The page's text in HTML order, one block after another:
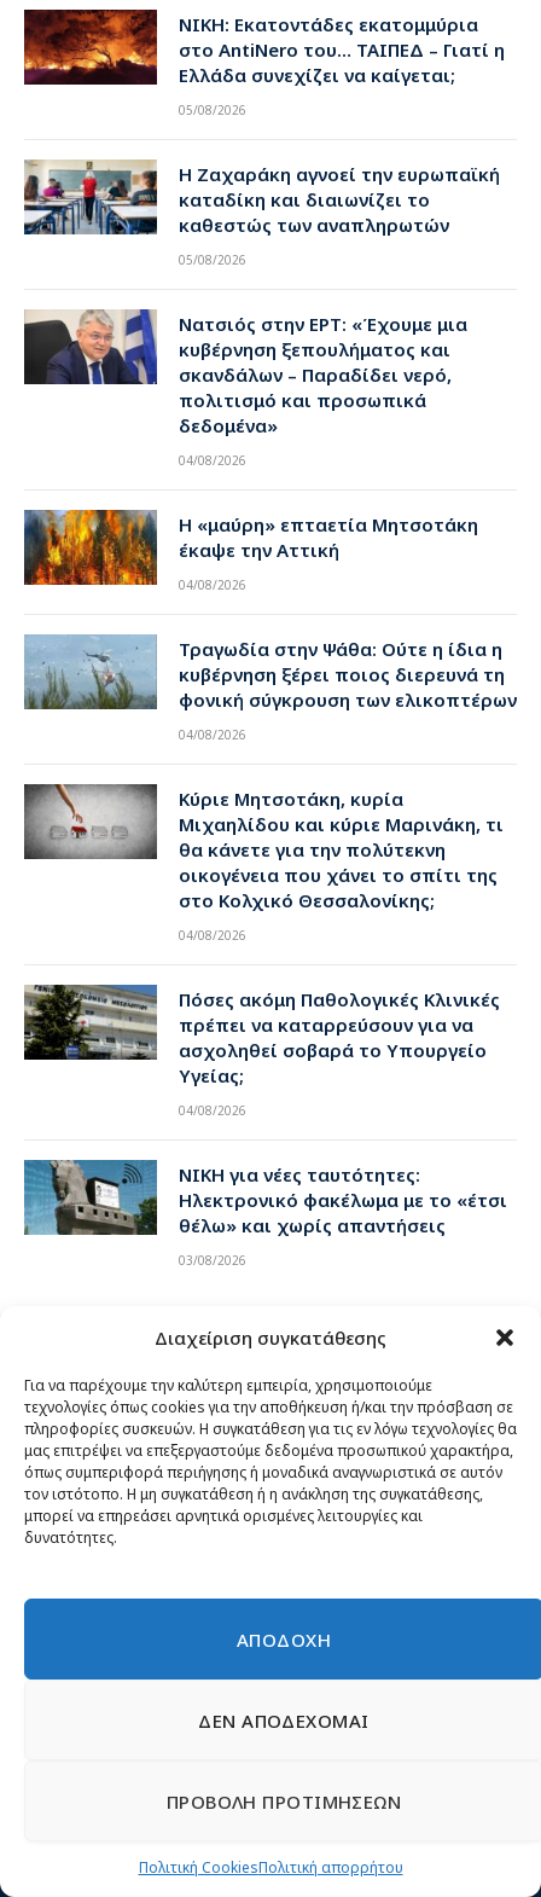
Διαχείριση συγκατάθεσης
Για να παρέχουμε την καλύτερη εμπειρία, χρησιμοποιούμε
τεχνολογίες όπως cookies για την αποθήκευση ή/και την πρόσβαση σε
πληροφορίες συσκευών. Η συγκατάθεση για τις εν λόγω τεχνολογίες θα
μας επιτρέψει να επεξεργαστούμε δεδομένα προσωπικού χαρακτήρα,
όπως συμπεριφορά περιήγησης ή μοναδικά αναγνωριστικά σε αυτόν
τον ιστότοπο. Η μη συγκατάθεση ή η ανάκληση της συγκατάθεσης,
μπορεί να επηρεάσει αρνητικά ορισμένες λειτουργίες και
δυνατότητες.
ΑΠΟΔΟΧΗ
ΔΕΝ ΑΠΟΔΕΧΟΜΑΙ
ΠΡΟΒΟΛΗ ΠΡΟΤΙΜΗΣΕΩΝ
Πολιτική CookiesΠολιτική απορρήτου
ΝΙΚΗ: Εκατοντάδες εκατομμύρια
στο AntiNero του… ΤΑΙΠΕΔ – Γιατί η
Ελλάδα συνεχίζει να καίγεται;
05/08/2026
Η Ζαχαράκη αγνοεί την ευρωπαϊκή
καταδίκη και διαιωνίζει το
καθεστώς των αναπληρωτών
05/08/2026
Νατσιός στην ΕΡΤ: «Έχουμε μια
κυβέρνηση ξεπουλήματος και
σκανδάλων – Παραδίδει νερό,
πολιτισμό και προσωπικά
δεδομένα»
04/08/2026
Η «μαύρη» επταετία Μητσοτάκη
έκαψε την Αττική
04/08/2026
Τραγωδία στην Ψάθα: Ούτε η ίδια η
κυβέρνηση ξέρει ποιος διερευνά τη
φονική σύγκρουση των ελικοπτέρων
04/08/2026
Κύριε Μητσοτάκη, κυρία
Μιχαηλίδου και κύριε Μαρινάκη, τι
θα κάνετε για την πολύτεκνη
οικογένεια που χάνει το σπίτι της
στο Κολχικό Θεσσαλονίκης;
04/08/2026
Πόσες ακόμη Παθολογικές Κλινικές
πρέπει να καταρρεύσουν για να
ασχοληθεί σοβαρά το Υπουργείο
Υγείας;
04/08/2026
ΝΙΚΗ για νέες ταυτότητες:
Ηλεκτρονικό φακέλωμα με το «έτσι
θέλω» και χωρίς απαντήσεις
03/08/2026
Αρχείο Δελτίων τύπου
Δελτία τύπου
Συναντήσεις
Εκδηλώσεις
τίποτε δεν είναι πιο πικρό» Γ. Σεφέρης